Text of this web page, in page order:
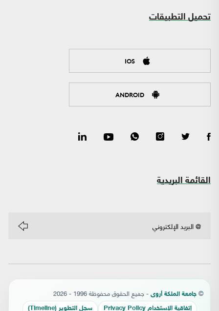
تحميل التطبيقات
IOS
ANDROID
القائمة البريدية
© جامعة الملكة أروى - جميع الحقوق محفوظة 1996 - 2026
إتفاقية الإستخدام Privacy Policy سجل التطوير (Timeline)